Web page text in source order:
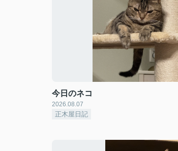
今日のネコ
2026.08.07
正木屋日記